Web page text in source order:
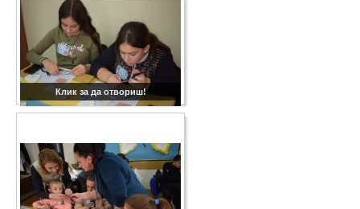
Клик за да отвориш!